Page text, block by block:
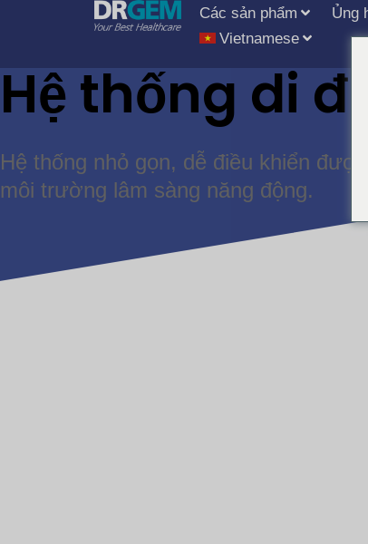
Các sản phẩm Ủng
Vietnamese
Hệ thống di
Hệ thống nhỏ gọn, dễ điều khiển
môi trường lâm sàng năng động.